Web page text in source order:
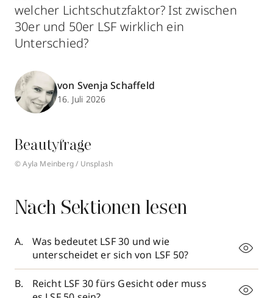
welcher Lichtschutzfaktor? Ist zwischen
30er und 50er LSF wirklich ein
Unterschied?
von Svenja Schaffeld
16. Juli 2026
Beautyfrage
© Ayla Meinberg / Unsplash
Nach Sektionen lesen
Was bedeutet LSF 30 und wie
unterscheidet er sich von LSF 50?
Reicht LSF 30 fürs Gesicht oder muss